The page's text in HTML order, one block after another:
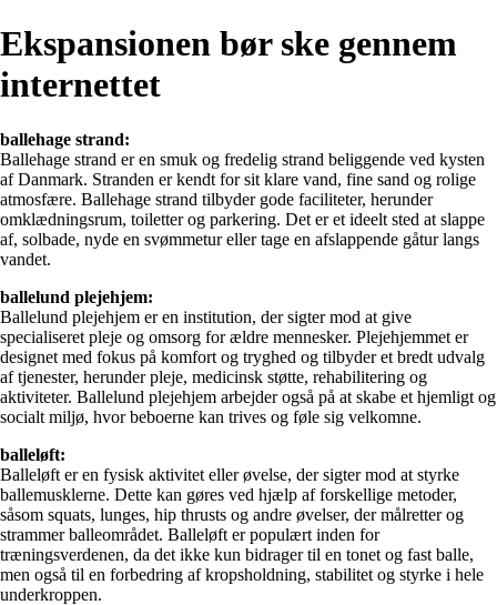
Ekspansionen bør ske gennem
internettet
ballehage strand:
Ballehage strand er en smuk og fredelig strand beliggende ved kysten
af Danmark. Stranden er kendt for sit klare vand, fine sand og rolige
atmosfære. Ballehage strand tilbyder gode faciliteter, herunder
omklædningsrum, toiletter og parkering. Det er et ideelt sted at slappe
af, solbade, nyde en svømmetur eller tage en afslappende gåtur langs
vandet.
ballelund plejehjem:
Ballelund plejehjem er en institution, der sigter mod at give
specialiseret pleje og omsorg for ældre mennesker. Plejehjemmet er
designet med fokus på komfort og tryghed og tilbyder et bredt udvalg
af tjenester, herunder pleje, medicinsk støtte, rehabilitering og
aktiviteter. Ballelund plejehjem arbejder også på at skabe et hjemligt og
socialt miljø, hvor beboerne kan trives og føle sig velkomne.
balleløft:
Balleløft er en fysisk aktivitet eller øvelse, der sigter mod at styrke
ballemusklerne. Dette kan gøres ved hjælp af forskellige metoder,
såsom squats, lunges, hip thrusts og andre øvelser, der målretter og
strammer balleområdet. Balleløft er populært inden for
træningsverdenen, da det ikke kun bidrager til en tonet og fast balle,
men også til en forbedring af kropsholdning, stabilitet og styrke i hele
underkroppen.